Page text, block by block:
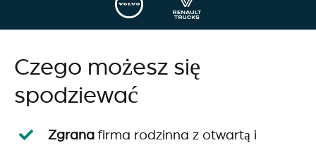
Czego możesz się
spodziewać
Zgranafirma rodzinna z otwartą i